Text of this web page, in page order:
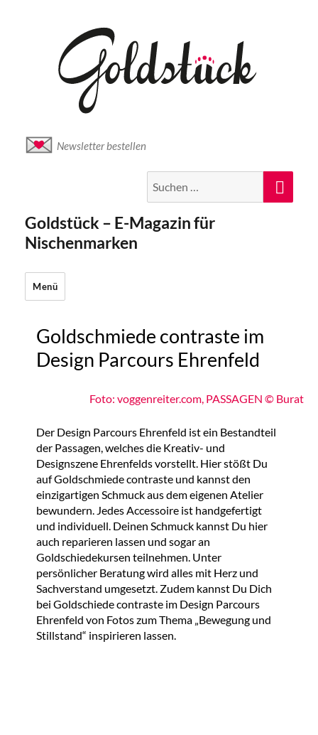
Newsletter bestellen
nach:
Goldstück – E-Magazin für
Nischenmarken
Menü
Goldschmiede contraste im
Design Parcours Ehrenfeld
Foto: voggenreiter.com, PASSAGEN © Burat
Der Design Parcours Ehrenfeld ist ein Bestandteil
der Passagen, welches die Kreativ- und
Designszene Ehrenfelds vorstellt. Hier stößt Du
auf Goldschmiede contraste und kannst den
einzigartigen Schmuck aus dem eigenen Atelier
bewundern. Jedes Accessoire ist handgefertigt
und individuell. Deinen Schmuck kannst Du hier
auch reparieren lassen und sogar an
Goldschiedekursen teilnehmen. Unter
persönlicher Beratung wird alles mit Herz und
Sachverstand umgesetzt. Zudem kannst Du Dich
bei Goldschiede contraste im Design Parcours
Ehrenfeld von Fotos zum Thema „Bewegung und
Stillstand“ inspirieren lassen.